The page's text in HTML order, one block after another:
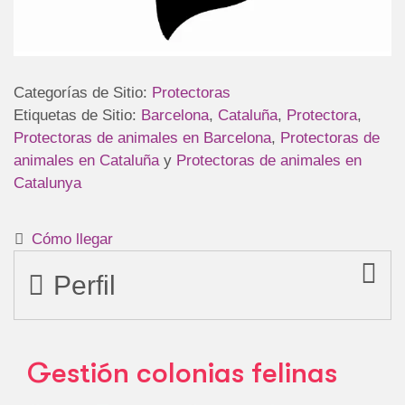
Categorías de Sitio: Protectoras
Etiquetas de Sitio: Barcelona, Cataluña, Protectora,
Protectoras de animales en Barcelona, Protectoras de
animales en Cataluña y Protectoras de animales en
Catalunya
Cómo llegar
Perfil
Gestión colonias felinas